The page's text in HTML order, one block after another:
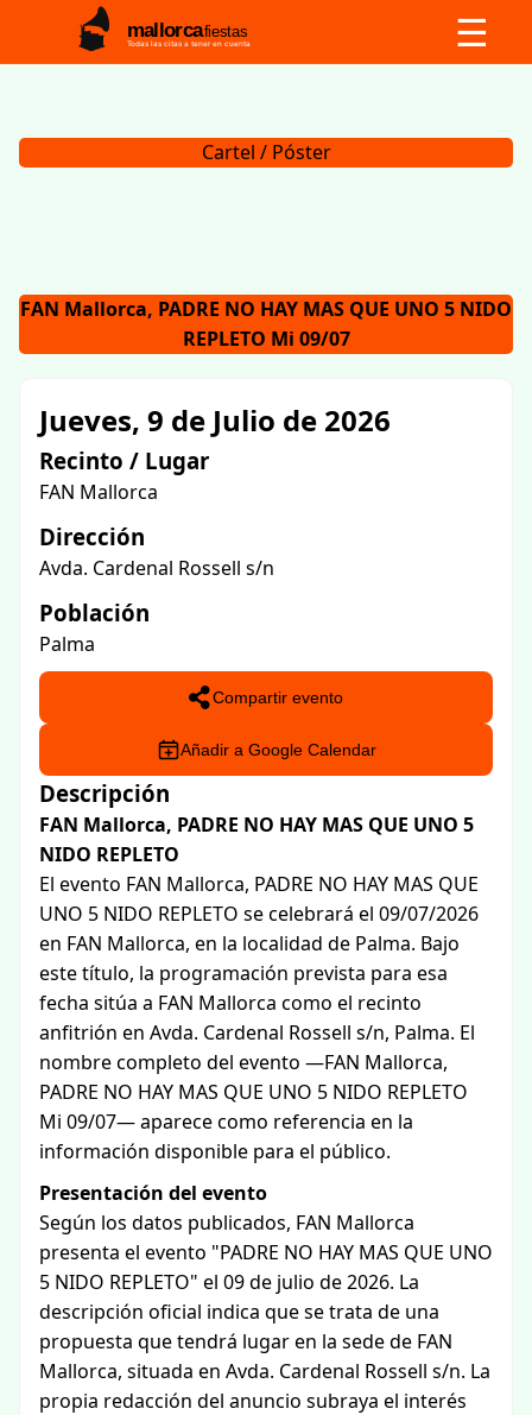
mallorcafiestas
Todas las citas a tener en cuenta ☰
Cartel / Póster
FAN Mallorca, PADRE NO HAY MAS QUE UNO 5 NIDO
REPLETO Mi 09/07
Jueves, 9 de Julio de 2026
Recinto / Lugar
FAN Mallorca
Dirección
Avda. Cardenal Rossell s/n
Población
Palma
Compartir evento
Añadir a Google Calendar
Descripción
FAN Mallorca, PADRE NO HAY MAS QUE UNO 5
NIDO REPLETO
El evento FAN Mallorca, PADRE NO HAY MAS QUE
UNO 5 NIDO REPLETO se celebrará el 09/07/2026
en FAN Mallorca, en la localidad de Palma. Bajo
este título, la programación prevista para esa
fecha sitúa a FAN Mallorca como el recinto
anfitrión en Avda. Cardenal Rossell s/n, Palma. El
nombre completo del evento —FAN Mallorca,
PADRE NO HAY MAS QUE UNO 5 NIDO REPLETO
Mi 09/07— aparece como referencia en la
información disponible para el público.
Presentación del evento
Según los datos publicados, FAN Mallorca
presenta el evento "PADRE NO HAY MAS QUE UNO
5 NIDO REPLETO" el 09 de julio de 2026. La
descripción oficial indica que se trata de una
propuesta que tendrá lugar en la sede de FAN
Mallorca, situada en Avda. Cardenal Rossell s/n. La
propia redacción del anuncio subraya el interés